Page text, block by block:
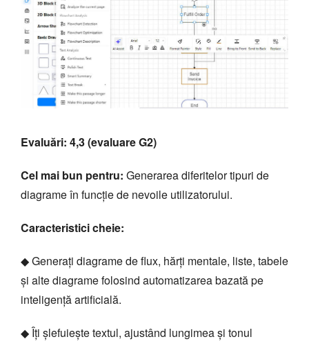
Evaluări: 4,3 (evaluare G2)
Cel mai bun pentru: Generarea diferitelor tipuri de
diagrame în funcție de nevoile utilizatorului.
Caracteristici cheie:
◆ Generați diagrame de flux, hărți mentale, liste, tabele
și alte diagrame folosind automatizarea bazată pe
inteligență artificială.
◆ Îți șlefuiește textul, ajustând lungimea și tonul